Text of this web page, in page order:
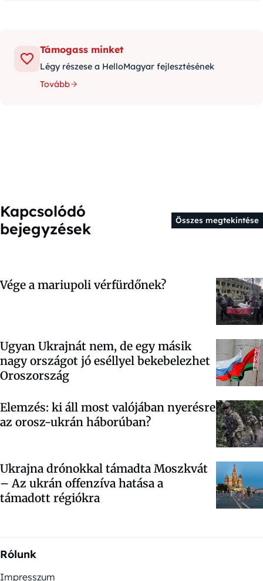
Támogass minket
Légy részese a HelloMagyar fejlesztésének
Tovább
Kapcsolódó
bejegyzések
Összes megtekintése
Vége a mariupoli vérfürdőnek?
Ugyan Ukrajnát nem, de egy másik
nagy országot jó eséllyel bekebelezhet
Oroszország
Elemzés: ki áll most valójában nyerésre
az orosz-ukrán háborúban?
Ukrajna drónokkal támadta Moszkvát
– Az ukrán offenzíva hatása a
támadott régiókra
Rólunk
Impresszum